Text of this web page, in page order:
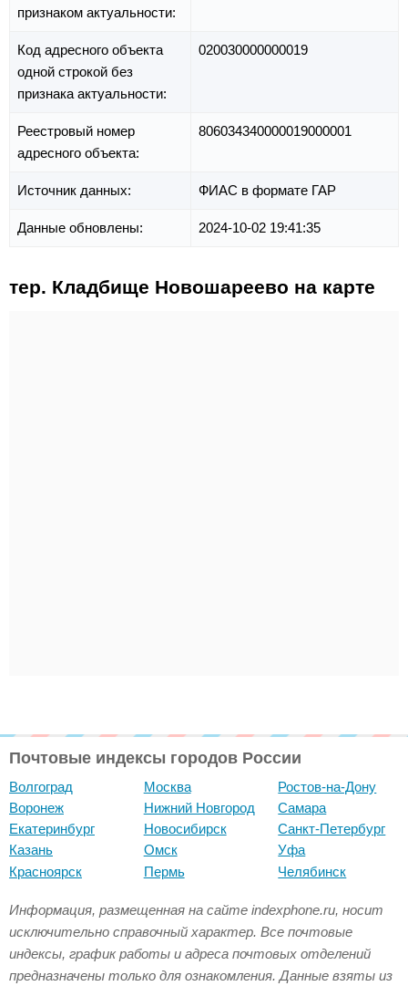
признаком актуальности:
Код адресного объекта
одной строкой без
признака актуальности:
020030000000019
Реестровый номер
адресного объекта:
806034340000019000001
Источник данных: ФИАС в формате ГАР
Данные обновлены: 2024-10-02 19:41:35
тер. Кладбище Новошареево на карте
Почтовые индексы городов России
Волгоград
Воронеж
Екатеринбург
Казань
Красноярск
Москва
Нижний Новгород
Новосибирск
Омск
Пермь
Ростов-на-Дону
Самара
Санкт-Петербург
Уфа
Челябинск
Информация, размещенная на сайте indexphone.ru, носит
исключительно справочный характер. Все почтовые
индексы, график работы и адреса почтовых отделений
предназначены только для ознакомления. Данные взяты из